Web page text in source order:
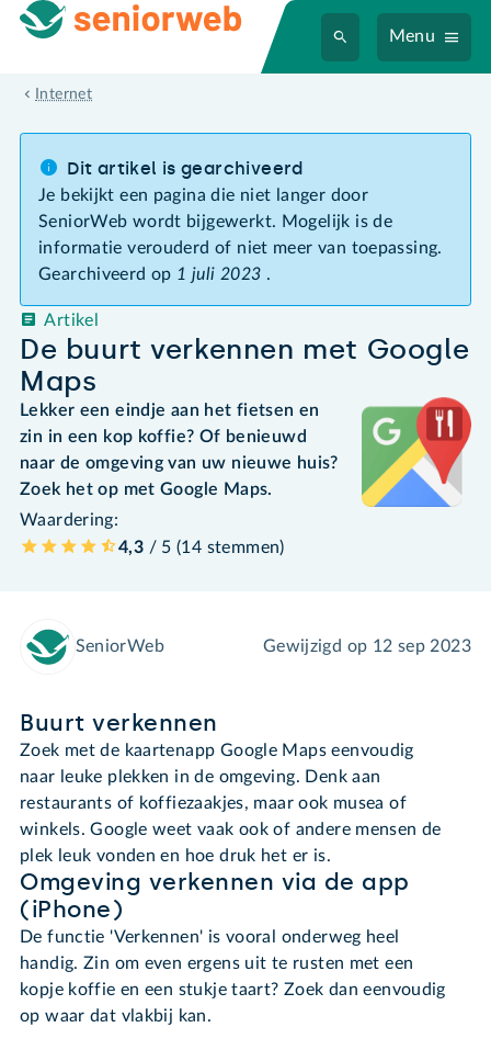
Menu
Internet
Dit artikel is gearchiveerd
Je bekijkt een pagina die niet langer door
SeniorWeb wordt bijgewerkt. Mogelijk is de
informatie verouderd of niet meer van toepassing.
Gearchiveerd op 1 juli 2023 .
De buurt verkennen met Google
Maps
Artikel
Lekker een eindje aan het fietsen en
zin in een kop koffie? Of benieuwd
naar de omgeving van uw nieuwe huis?
Zoek het op met Google Maps.
Waardering:
4,3 / 5 (14 stemmen)
SeniorWeb Gewijzigd op 12 sep 2023
Buurt verkennen
Zoek met de kaartenapp Google Maps eenvoudig
naar leuke plekken in de omgeving. Denk aan
restaurants of koffiezaakjes, maar ook musea of
winkels. Google weet vaak ook of andere mensen de
plek leuk vonden en hoe druk het er is.
Omgeving verkennen via de app
(iPhone)
De functie 'Verkennen' is vooral onderweg heel
handig. Zin om even ergens uit te rusten met een
kopje koffie en een stukje taart? Zoek dan eenvoudig
op waar dat vlakbij kan.